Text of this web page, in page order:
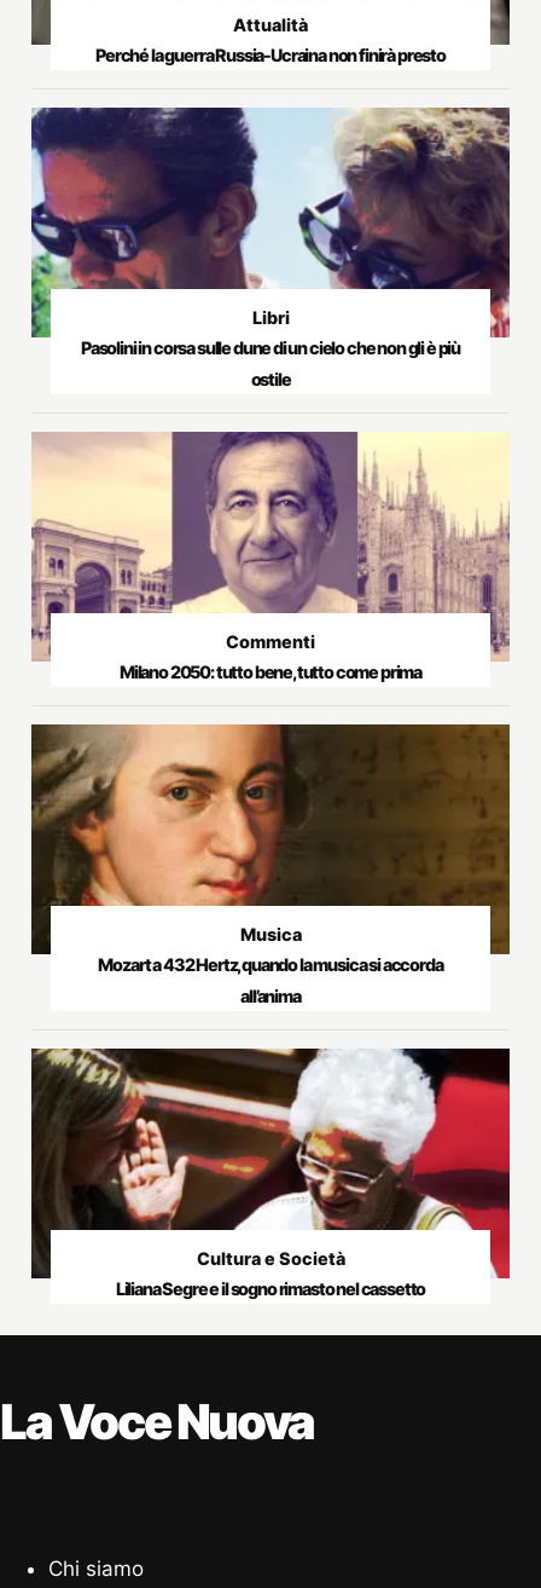
Attualità
Perché la guerra Russia-Ucraina non finirà presto
Libri
Pasolini in corsa sulle dune di un cielo che non gli è più
ostile
Commenti
Milano 2050: tutto bene, tutto come prima
Musica
Mozart a 432 Hertz, quando la musica si accorda
all’anima
Cultura e Società
Liliana Segre e il sogno rimasto nel cassetto
La Voce Nuova
Chi siamo